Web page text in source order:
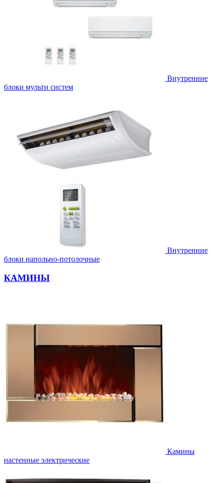
Внутренние
блоки мульти систем
Внутренние
блоки напольно-потолочные
КАМИНЫ
Камины
настенные электрические